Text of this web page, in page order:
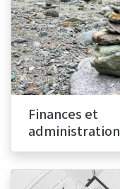
Finances et
administration